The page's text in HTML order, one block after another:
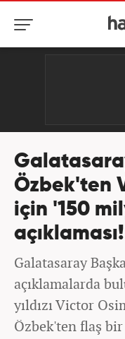
Özbek'ten
için '150
açıklaması!
Galatasaray
açıklamalarda
yıldızı Victor
Özbek'ten flaş